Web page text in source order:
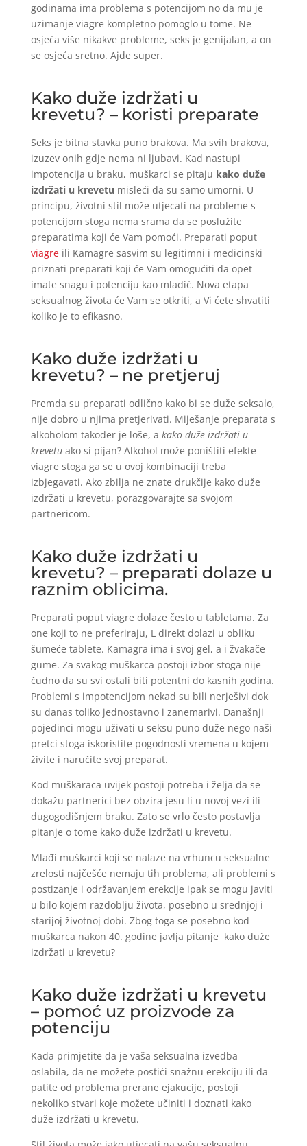
godinama ima problema s potencijom no da mu je
uzimanje viagre kompletno pomoglo u tome. Ne
osjeća više nikakve probleme, seks je genijalan, a on
se osjeća sretno. Ajde super.
Kako duže izdržati u
krevetu? – koristi preparate
Seks je bitna stavka puno brakova. Ma svih brakova,
izuzev onih gdje nema ni ljubavi. Kad nastupi
impotencija u braku, muškarci se pitaju kako duže
izdržati u krevetu misleći da su samo umorni. U
principu, životni stil može utjecati na probleme s
potencijom stoga nema srama da se poslužite
preparatima koji će Vam pomoći. Preparati poput
viagreili Kamagre sasvim su legitimni i medicinski
priznati preparati koji će Vam omogućiti da opet
imate snagu i potenciju kao mladić. Nova etapa
seksualnog života će Vam se otkriti, a Vi ćete shvatiti
koliko je to efikasno.
Kako duže izdržati u
krevetu? – ne pretjeruj
Premda su preparati odlično kako bi se duže seksalo,
nije dobro u njima pretjerivati. Miješanje preparata s
alkoholom također je loše, a kako duže izdržati u
krevetuako si pijan? Alkohol može poništiti efekte
viagre stoga ga se u ovoj kombinaciji treba
izbjegavati. Ako zbilja ne znate drukčije kako duže
izdržati u krevetu, porazgovarajte sa svojom
partnericom.
Kako duže izdržati u
krevetu? – preparati dolaze u
raznim oblicima.
Preparati poput viagre dolaze često u tabletama. Za
one koji to ne preferiraju, L direkt dolazi u obliku
šumeće tablete. Kamagra ima i svoj gel, a i žvakače
gume. Za svakog muškarca postoji izbor stoga nije
čudno da su svi ostali biti potentni do kasnih godina.
Problemi s impotencijom nekad su bili nerješivi dok
su danas toliko jednostavno i zanemarivi. Današnji
pojedinci mogu uživati u seksu puno duže nego naši
pretci stoga iskoristite pogodnosti vremena u kojem
živite i naručite svoj preparat.
Kod muškaraca uvijek postoji potreba i želja da se
dokažu partnerici bez obzira jesu li u novoj vezi ili
dugogodišnjem braku. Zato se vrlo često postavlja
pitanje o tome kako duže izdržati u krevetu.
Mlađi muškarci koji se nalaze na vrhuncu seksualne
zrelosti najčešće nemaju tih problema, ali problemi s
postizanje i održavanjem erekcije ipak se mogu javiti
u bilo kojem razdoblju života, posebno u srednjoj i
starijoj životnoj dobi. Zbog toga se posebno kod
muškarca nakon 40. godine javlja pitanje kako duže
izdržati u krevetu?
Kako duže izdržati u krevetu
– pomoć uz proizvode za
potenciju
Kada primjetite da je vaša seksualna izvedba
oslabila, da ne možete postići snažnu erekciju ili da
patite od problema prerane ejakucije, postoji
nekoliko stvari koje možete učiniti i doznati kako
duže izdržati u krevetu.